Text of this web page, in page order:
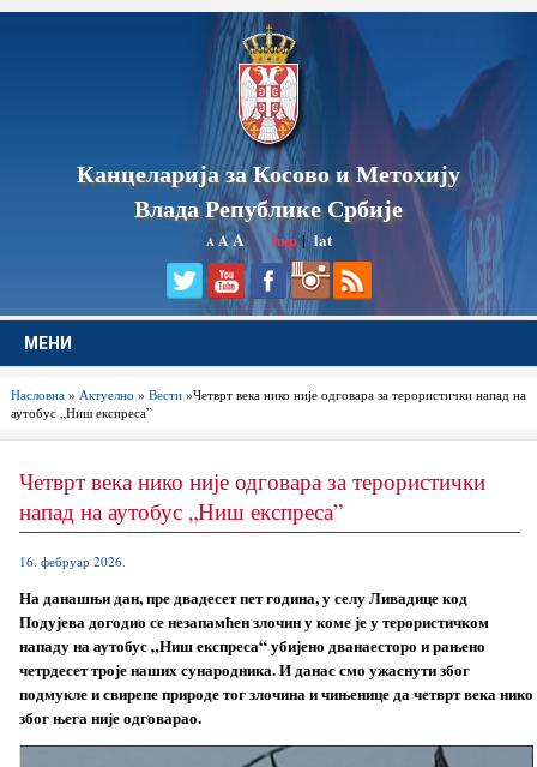
Канцеларија за Косово и Метохију
Влада Републике Србије
A AA ћир|lat
МЕНИ
Насловна» Актуелно » Вести»Четврт века нико није одговара за терористички напад на
аутобус „Ниш експреса”
Четврт века нико није одговара за терористички
напад на аутобус „Ниш експреса”
16. фебруар 2026.
На данашњи дан, пре двадесет пет година, у селу Ливадице код
Подујева догодио се незапамћен злочин у коме је у терористичком
нападу на аутобус „Ниш експреса“ убијено дванаесторо и рањено
четрдесет троје наших сународника. И данас смо ужаснути због
подмукле и свирепе природе тог злочина и чињенице да четврт века нико
због њега није одговарао.